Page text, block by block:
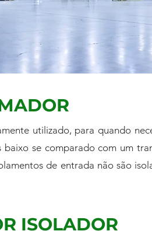
utilizado, para quando
baixo se comparado com um
de entrada não são
ISOLADOR